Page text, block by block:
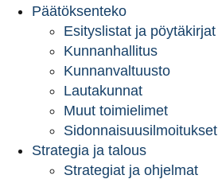
Päätöksenteko
Esityslistat ja pöytäkirjat
Kunnanhallitus
Kunnanvaltuusto
Lautakunnat
Muut toimielimet
Sidonnaisuusilmoitukset
Strategia ja talous
Strategiat ja ohjelmat